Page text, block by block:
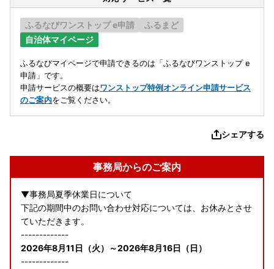
ふるなびワンストップ e申請
ふるまど
自治体マイページ
ふるなびマイページで申請できるのは「ふるなびワンストップ e
申請」です。
申請サービスの概要はワンストップ特例オンライン申請サービス
のご案内をご覧ください。
シェアする
事務局からのご案内
▼事務局夏季休業日について
下記の期間中のお問い合わせ対応については、お休みとさせ
ていただきます。
-------------
2026年8月11日（火）～2026年8月16日（日）
-------------